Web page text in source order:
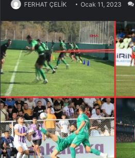
FERHAT ÇELİK Ocak 11, 2023